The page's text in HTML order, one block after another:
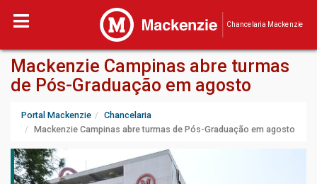
Chancelaria Mackenzie
Mackenzie Campinas abre turmas
de Pós-Graduação em agosto
Portal Mackenzie
Chancelaria
Mackenzie Campinas abre turmas de Pós-Graduação em agosto